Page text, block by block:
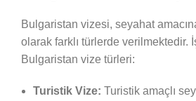
Bulgaristan vizesi, seyahat
olarak farklı türlerde verilmektedir.
Bulgaristan vize türleri:
Turistik Vize: Turistik amaçlı